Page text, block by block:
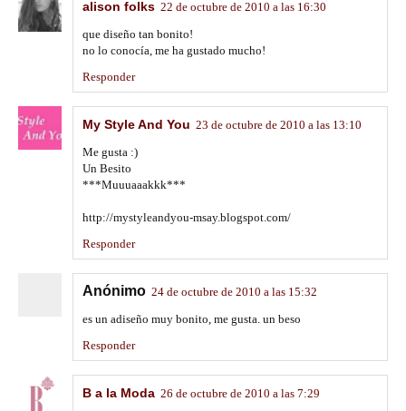
alison folks 22 de octubre de 2010 a las 16:30
que diseño tan bonito!
no lo conocía, me ha gustado mucho!
Responder
My Style And You 23 de octubre de 2010 a las 13:10
Me gusta :)
Un Besito
***Muuuaaakkk***
http://mystyleandyou-msay.blogspot.com/
Responder
Anónimo 24 de octubre de 2010 a las 15:32
es un adiseño muy bonito, me gusta. un beso
Responder
B a la Moda 26 de octubre de 2010 a las 7:29